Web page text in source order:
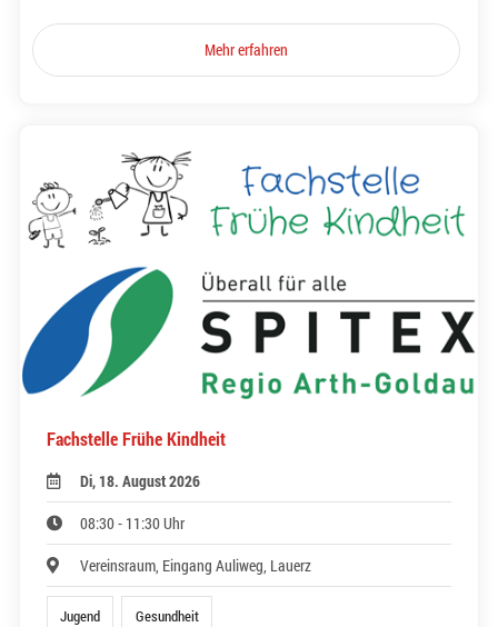
Mehr erfahren
Fachstelle Frühe Kindheit
Di, 18. August 2026
08:30 - 11:30 Uhr
Vereinsraum, Eingang Auliweg, Lauerz
Jugend Gesundheit